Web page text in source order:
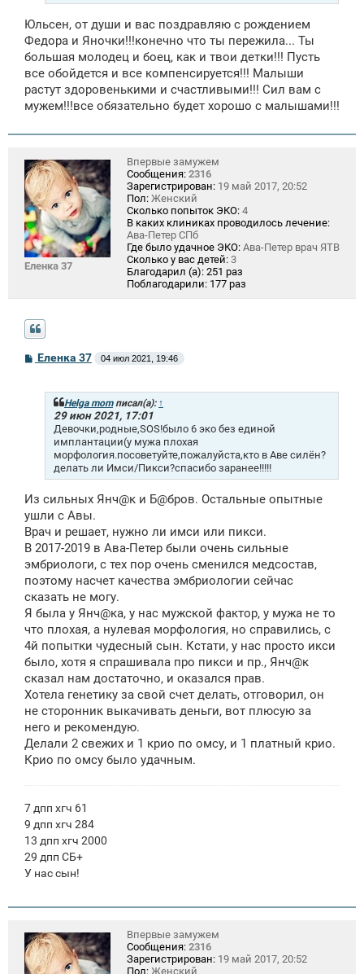
Юльсен, от души и вас поздравляю с рождением
Федора и Яночки!!!конечно что ты пережила... Ты
большая молодец и боец, как и твои детки!!! Пусть
все обойдется и все компенсируется!!! Малыши
растут здоровенькими и счастливыми!!! Сил вам с
мужем!!!все обязательно будет хорошо с малышами!!!
Еленка 37
Впервые замужем
Сообщения: 2316
Зарегистрирован: 19 май 2017, 20:52
Пол: Женский
Сколько попыток ЭКО: 4
В каких клиниках проводилось лечение:
Ава-Петер СПб
Где было удачное ЭКО: Ава-Петер врач ЯТВ
Сколько у вас детей: 3
Благодарил (а): 251 раз
Поблагодарили: 177 раз
СЕленка 37 04 июл 2021, 19:46
Helga momписал(а): ↑
29 июн 2021, 17:01
Девочки,родные,SOS!было 6 эко без единой
имплантации(у мужа плохая
морфология.посоветуйте,пожалуйста,кто в Аве силён?
делать ли Имси/Пикси?спасибо заранее!!!!!
Из сильных Янч@к и Б@бров. Остальные опытные
ушли с Авы.
Врач и решает, нужно ли имси или пикси.
В 2017-2019 в Ава-Петер были очень сильные
эмбриологи, с тех пор очень сменился медсостав,
поэтому насчет качества эмбриологии сейчас
сказать не могу.
Я была у Янч@ка, у нас мужской фактор, у мужа не то
что плохая, а нулевая морфология, но справились, с
4й попытки чудесный сын. Кстати, у нас просто икси
было, хотя я спрашивала про пикси и пр., Янч@к
сказал нам достаточно, и оказался прав.
Хотела генетику за свой счет делать, отговорил, он
не сторонник выкачивать деньги, вот плюсую за
него и рекомендую.
Делали 2 свежих и 1 крио по омсу, и 1 платный крио.
Крио по омсу было удачным.
7 дпп хгч 61
9 дпп хгч 284
13 дпп хгч 2000
29 дпп СБ+
У нас сын!
Впервые замужем
Сообщения: 2316
Зарегистрирован: 19 май 2017, 20:52
Пол: Женский